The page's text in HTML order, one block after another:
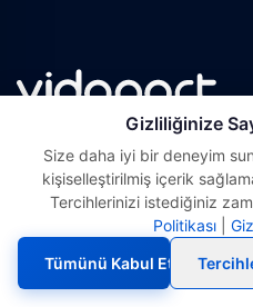
Eğitimler
Nereden Başlamalısınız?
Gizliliğinize
Size daha iyi bir deneyim
kişiselleştirilmiş içerik
Tercihlerinizi istediğiniz
Politikası
Tümünü Kabul Et